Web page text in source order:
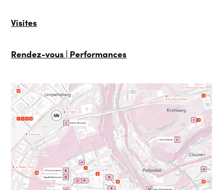
Visites
Rendez-vous | Performances